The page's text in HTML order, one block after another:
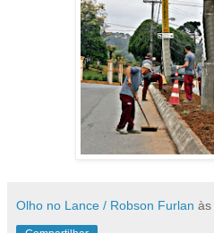
Olho no Lance / Robson Furlan às